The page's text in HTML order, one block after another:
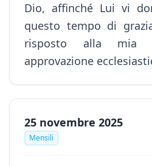
Dio, affinché Lui vi
questo tempo di
risposto alla mia
approvazione
25 novembre 2025
Mensili